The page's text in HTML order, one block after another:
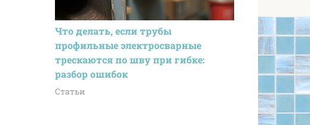
Что делать, если трубы
профильные электросварные
трескаются по шву при гибке:
разбор ошибок
Статьи